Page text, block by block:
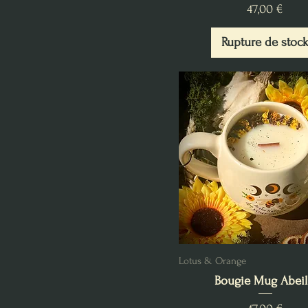
Prix
47,00 €
Rupture de stock
Lotus & Orange
Bougie Mug